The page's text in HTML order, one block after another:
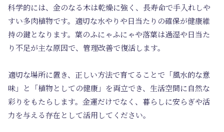
科学的には、金のなる木は乾燥に強く、長寿命で手入れしや
すい多肉植物です。適切な水やりや日当たりの確保が健康維
持の鍵となります。葉のふにゃふにゃや落葉は過湿や日当た
り不足が主な原因で、管理改善で復活します。
適切な場所に置き、正しい方法で育てることで「風水的な意
味」と「植物としての健康」を両立でき、生活空間に自然な
彩りをもたらします。金運だけでなく、暮らしに安らぎや活
力を与える存在として活用してください。